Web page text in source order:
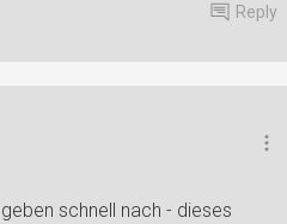
Reply
schnell nach - dieses